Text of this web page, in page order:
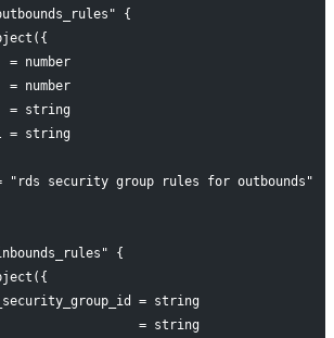
{
= number
= number
= string
= string
"rds security group rules for outbounds"
{
= string
= string